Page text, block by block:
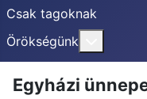
Csak tagoknak
Örökségünk
Egyházi